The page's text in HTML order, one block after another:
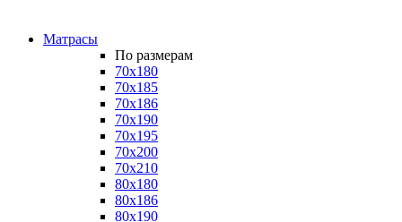
Матрасы
По размерам
70x180
70x185
70x186
70x190
70x195
70x200
70x210
80x180
80x186
80x190